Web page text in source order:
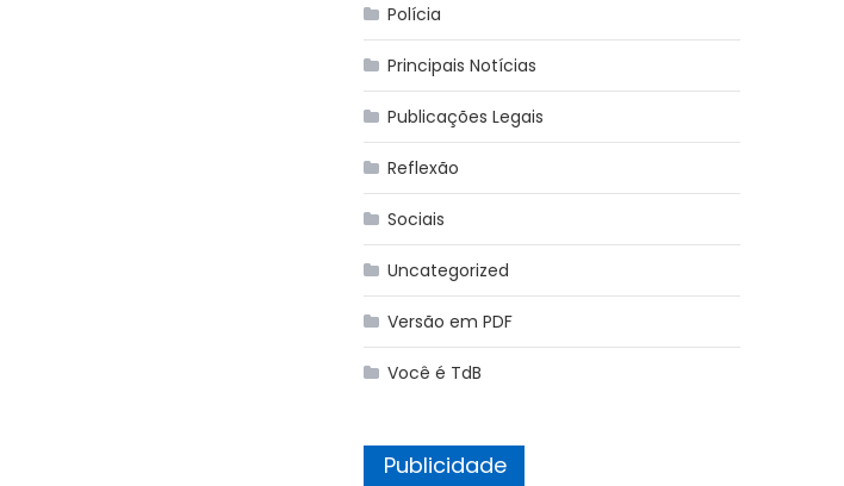
Polícia
Principais Notícias
Publicações Legais
Reflexão
Sociais
Uncategorized
Versão em PDF
Você é TdB
Publicidade